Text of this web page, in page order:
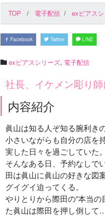
TOP 電子配信 exピアス
Facebook Twitter LINE
exピアスシリーズ, 電子配信
社長、イケメン彫り
内容紹介
眞山は知る人ぞ知る腕利き
小さいながらも自分の店を
実した日々を過ごしていた。
そんなある日、予約なしで
田は眞山に眞山の好きな図
グイグイ迫ってくる。
やりとりから際田の”本当
た眞山は際田を押し倒して